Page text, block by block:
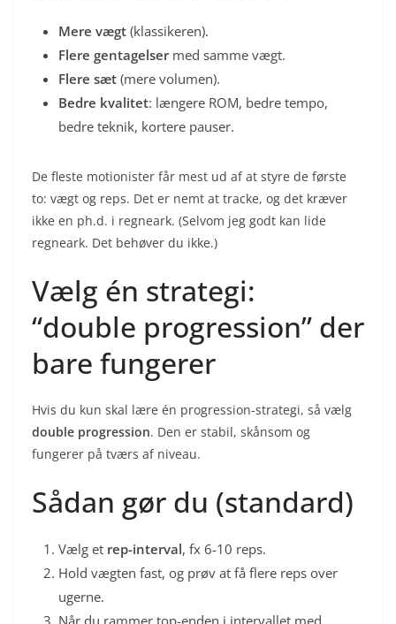
Mere vægt (klassikeren).
Flere gentagelsermed samme vægt.
Flere sæt (mere volumen).
Bedre kvalitet: længere ROM, bedre tempo,
bedre teknik, kortere pauser.
De fleste motionister får mest ud af at styre de første
to: vægt og reps. Det er nemt at tracke, og det kræver
ikke en ph.d. i regneark. (Selvom jeg godt kan lide
regneark. Det behøver du ikke.)
Vælg én strategi:
“double progression” der
bare fungerer
Hvis du kun skal lære én progression-strategi, så vælg
double progression. Den er stabil, skånsom og
fungerer på tværs af niveau.
Sådan gør du (standard)
Vælg et rep-interval, fx 6-10 reps.
Hold vægten fast, og prøv at få flere reps over
ugerne.